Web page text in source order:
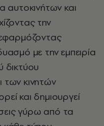
αυτοκινήτων και
την
με την εμπειρία
δικτύου
των κινητών
και δημιουργεί
γύρω από τα